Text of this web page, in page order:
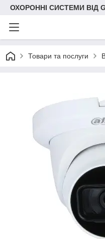
ОХОРОННІ СИСТЕМИ ВІД
Товари та послуги